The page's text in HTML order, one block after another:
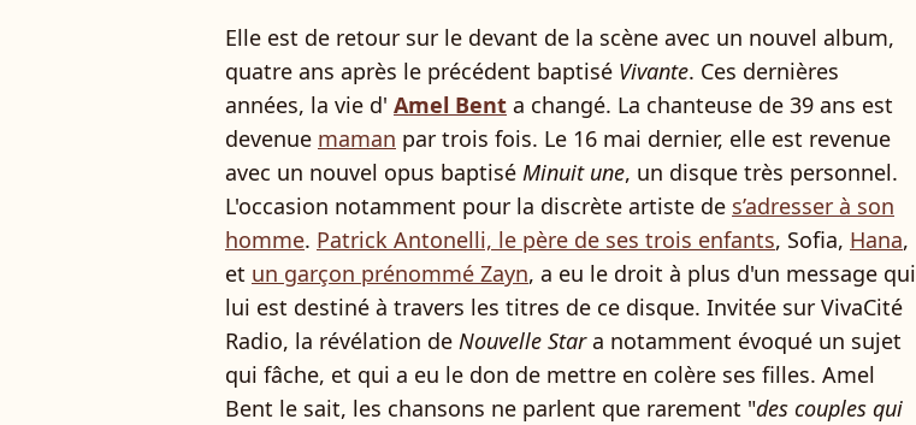
Elle est de retour sur le devant de la scène avec un nouvel album,
quatre ans après le précédent baptisé Vivante. Ces dernières
années, la vie d' Amel Bent a changé. La chanteuse de 39 ans est
devenue maman par trois fois. Le 16 mai dernier, elle est revenue
avec un nouvel opus baptisé Minuit une, un disque très personnel.
L'occasion notamment pour la discrète artiste de s’adresser à son
homme. Patrick Antonelli, le père de ses trois enfants, Sofia, Hana,
et un garçon prénommé Zayn, a eu le droit à plus d'un message qui
lui est destiné à travers les titres de ce disque. Invitée sur VivaCité
Radio, la révélation de Nouvelle Stara notamment évoqué un sujet
qui fâche, et qui a eu le don de mettre en colère ses filles. Amel
Bent le sait, les chansons ne parlent que rarement "des couples qui